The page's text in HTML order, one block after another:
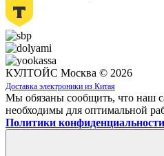
КУЛТОЙС Москва © 2026
Доставка электроники из Китая
Мы обязаны сообщить, что наш
необходимы для оптимальной
Политики конфиденциальности